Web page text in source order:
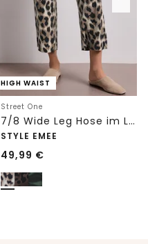
HIGH WAIST
Street One
7/8 Wide Leg Hose im Loose Fit mit Print
STYLE EMEE
49,99 €